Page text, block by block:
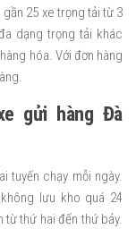
25 xe trọng tải từ 3
dạng trọng tải khác
hóa. Với đơn hàng
gửi hàng Đà
tuyến chạy mỗi ngày.
lưu kho quá 24
thứ hai đến thứ bảy.